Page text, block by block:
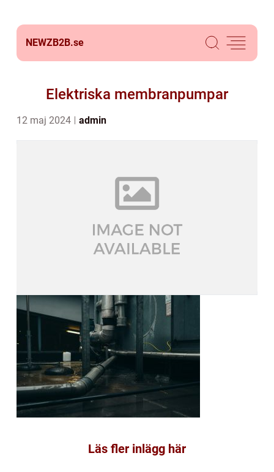
NEWZB2B.se
Elektriska membranpumpar
12 maj 2024 admin
Läs fler inlägg här